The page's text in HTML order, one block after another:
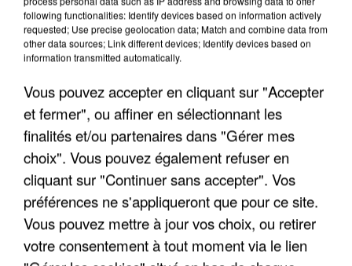
PARIS
ILE-DE-FRANCE: DAB+
: DAB+
LE HAVRE : DAB+
ROUEN: DAB+
YVETOT: DAB+
SOMME
ABBEVILLE: DAB+
AMIENS: DAB+
following functionalities: Identify devices based on information actively
requested; Use precise geolocation data; Match and combine data from
other data sources; Link different devices; Identify devices based on
information transmitted automatically.
Vous pouvez accepter en cliquant sur "Accepter
et fermer", ou affiner en sélectionnant les
finalités et/ou partenaires dans "Gérer mes
choix". Vous pouvez également refuser en
cliquant sur "Continuer sans accepter". Vos
préférences ne s'appliqueront que pour ce site.
Vous pouvez mettre à jour vos choix, ou retirer
votre consentement à tout moment via le lien